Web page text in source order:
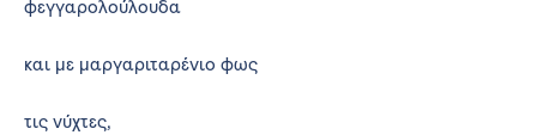
φεγγαρολούλουδα
και με μαργαριταρένιο φως
τις νύχτες,